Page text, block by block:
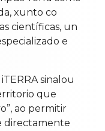
xunto co
científicas, un
e
sinalou
que
ao permitir
directamente